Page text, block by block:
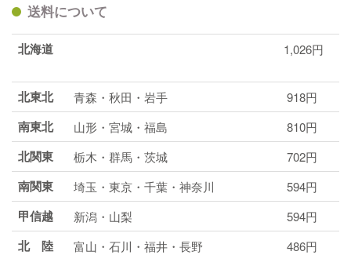
送料について
北海道 1,026円
北東北 青森・秋田・岩手 918円
南東北 山形・宮城・福島 810円
北関東 栃木・群馬・茨城 702円
南関東 埼玉・東京・千葉・神奈川 594円
甲信越 新潟・山梨 594円
北 陸 富山・石川・福井・長野 486円